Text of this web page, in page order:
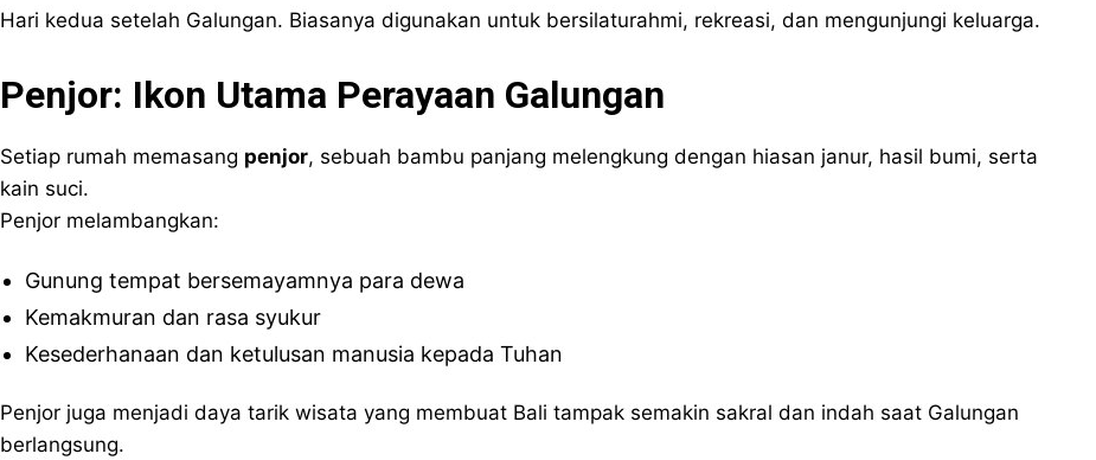
Hari kedua setelah Galungan. Biasanya digunakan untuk bersilaturahmi, rekreasi, dan mengunjungi keluarga.
Penjor: Ikon Utama Perayaan Galungan
Setiap rumah memasang penjor, sebuah bambu panjang melengkung dengan hiasan janur, hasil bumi, serta
kain suci.
Penjor melambangkan:
Gunung tempat bersemayamnya para dewa
Kemakmuran dan rasa syukur
Kesederhanaan dan ketulusan manusia kepada Tuhan
Penjor juga menjadi daya tarik wisata yang membuat Bali tampak semakin sakral dan indah saat Galungan
berlangsung.